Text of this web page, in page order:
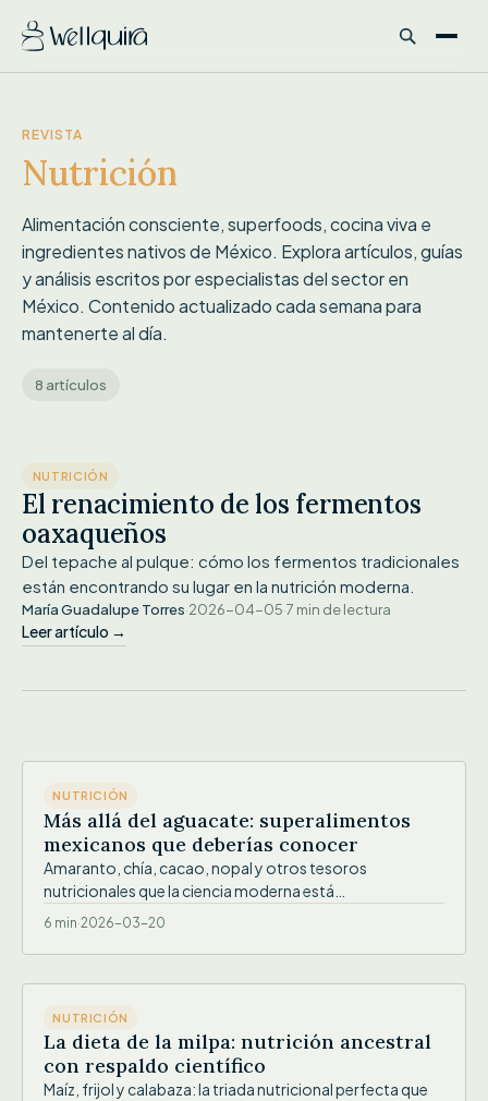
REVISTA
Nutrición
Alimentación consciente, superfoods, cocina viva e
ingredientes nativos de México. Explora artículos, guías
y análisis escritos por especialistas del sector en
México. Contenido actualizado cada semana para
mantenerte al día.
8 artículos
NUTRICIÓN
El renacimiento de los fermentos
oaxaqueños
Del tepache al pulque: cómo los fermentos tradicionales
están encontrando su lugar en la nutrición moderna.
María Guadalupe Torres·2026-04-05·7 min de lectura
Leer artículo →
NUTRICIÓN
Más allá del aguacate: superalimentos
mexicanos que deberías conocer
Amaranto, chía, cacao, nopal y otros tesoros
nutricionales que la ciencia moderna está
redescubriendo.
6 min·2026-03-20
NUTRICIÓN
La dieta de la milpa: nutrición ancestral
con respaldo científico
Maíz, frijol y calabaza: la triada nutricional perfecta que